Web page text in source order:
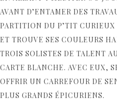
AVANT D’ENTAMER DES
PARTITION DU P’TIT CURIEUX
ET TROUVE SES COULEURS
TROIS SOLISTES DE TALENT
CARTE BLANCHE. AVEC EUX,
OFFRIR UN CARREFOUR DE
PLUS GRANDS ÉPICURIENS.